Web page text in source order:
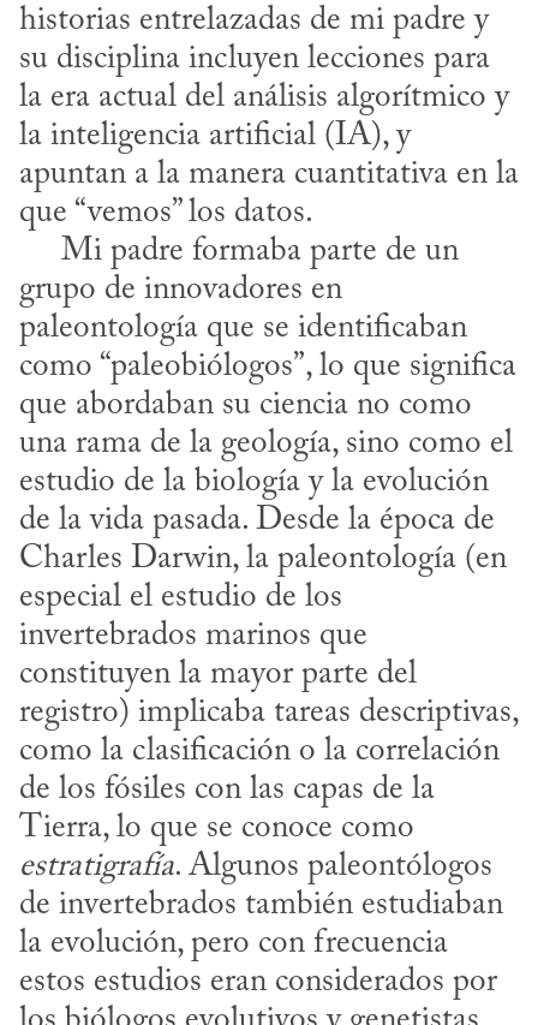
historias entrelazadas de mi padre y
su disciplina incluyen lecciones para
la era actual del análisis algorítmico y
la inteligencia artificial (IA), y
apuntan a la manera cuantitativa en la
que “vemos” los datos.
grupo de innovadores en
paleontología que se identificaban
como “paleobiólogos”, lo que significa
que abordaban su ciencia no como
una rama de la geología, sino como el
estudio de la biología y la evolución
de la vida pasada. Desde la época de
Charles Darwin, la paleontología (en
especial el estudio de los
invertebrados marinos que
constituyen la mayor parte del
registro) implicaba tareas descriptivas,
como la clasificación o la correlación
de los fósiles con las capas de la
estratigrafía. Algunos paleontólogos
de invertebrados también estudiaban
la evolución, pero con frecuencia
estos estudios eran considerados por